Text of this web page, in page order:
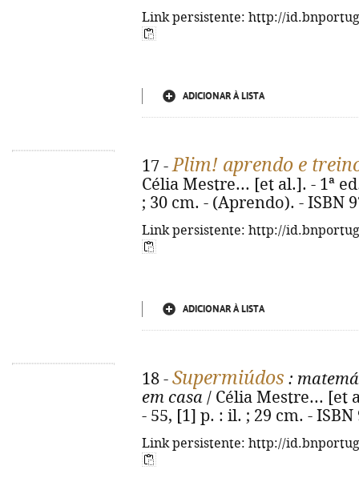
Link persistente: http://
ADICIONAR À LISTA
17 -Plim! aprendo e
Célia Mestre... [et al.]. - 1ª
; 30 cm. - (Aprendo). - ISBN
Link persistente: http://
ADICIONAR À LISTA
18 - Supermiúdos :
em casa / Célia Mestre... [et
- 55, [1] p. : il. ; 29 cm. - ISBN
Link persistente: http://